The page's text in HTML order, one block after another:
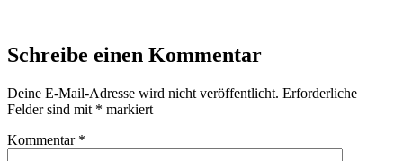
Schreibe einen Kommentar
Deine E-Mail-Adresse wird nicht veröffentlicht. Erforderliche
Felder sind mit * markiert
Kommentar *